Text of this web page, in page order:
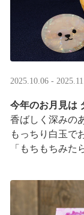
2025.10.06 -
今年のお月見は
香ばしく深みの
もっちり白玉で
「もちもちみた
お月様をモチー
まんまるベアフ